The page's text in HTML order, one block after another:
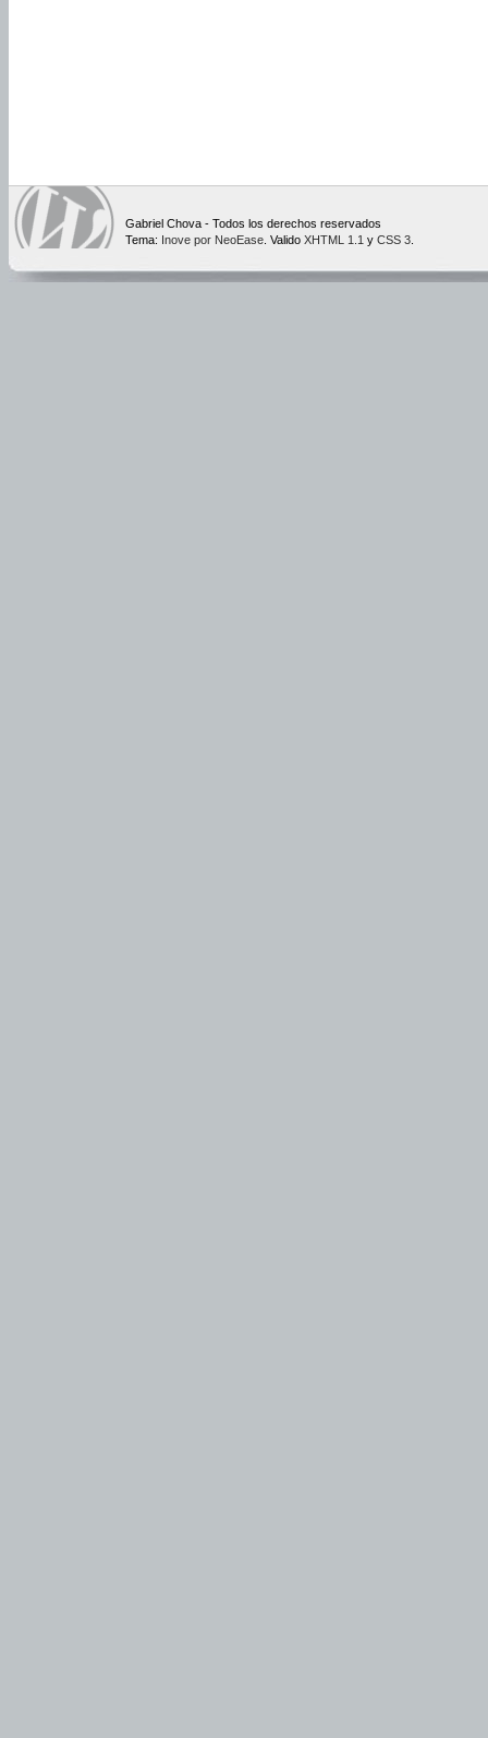
Gabriel Chova - Todos los derechos reservados
Tema: Inove por NeoEase . Valido XHTML 1.1 y CSS 3